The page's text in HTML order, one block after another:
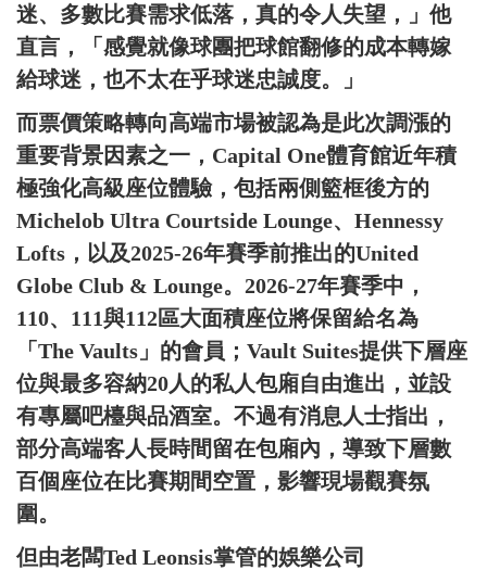
迷、多數比賽需求低落，真的令人失望，」他
直言，「感覺就像球團把球館翻修的成本轉嫁
給球迷，也不太在乎球迷忠誠度。」
而票價策略轉向高端市場被認為是此次調漲的
重要背景因素之一，Capital One體育館近年積
極強化高級座位體驗，包括兩側籃框後方的
Michelob Ultra Courtside Lounge、Hennessy
Lofts，以及2025-26年賽季前推出的United
Globe Club & Lounge。2026-27年賽季中，
110、111與112區大面積座位將保留給名為
「The Vaults」的會員；Vault Suites提供下層座
位與最多容納20人的私人包廂自由進出，並設
有專屬吧檯與品酒室。不過有消息人士指出，
部分高端客人長時間留在包廂內，導致下層數
百個座位在比賽期間空置，影響現場觀賽氛
圍。
但由老闆Ted Leonsis掌管的娛樂公司